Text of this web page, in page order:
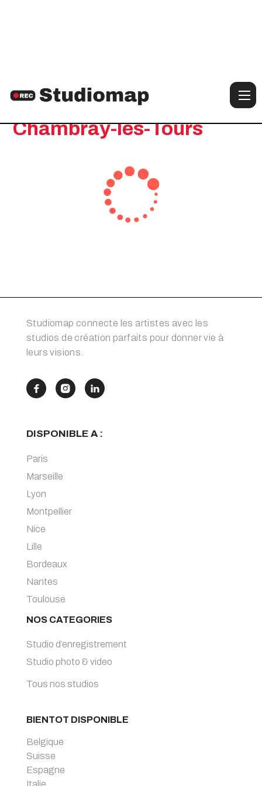
Notre sélection de studios à :
Chambray-lès-Tours
Studiomap connecte les artistes avec les
studios de création parfaits pour donner vie à
leurs visions.
  
DISPONIBLE A :
Paris
Marseille
Lyon
Montpellier
Nice
Lille
Bordeaux
Nantes
Toulouse
NOS CATEGORIES
Studio d’enregistrement
Studio photo & video
Tous nos studios
BIENTOT DISPONIBLE
Belgique
Suisse
Espagne
Italie